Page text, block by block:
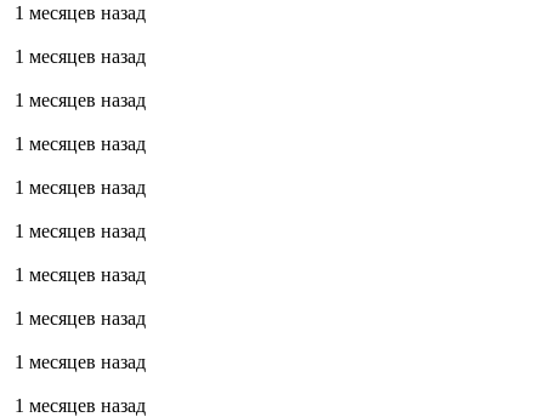
1 месяцев назад
1 месяцев назад
1 месяцев назад
1 месяцев назад
1 месяцев назад
1 месяцев назад
1 месяцев назад
1 месяцев назад
1 месяцев назад
1 месяцев назад